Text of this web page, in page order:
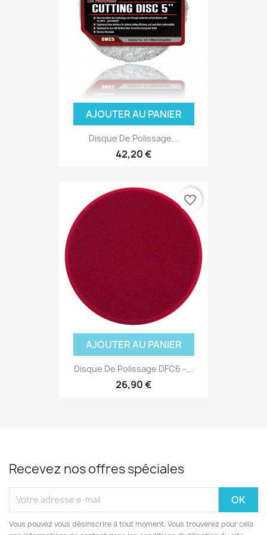
AJOUTER AU PANIER
Disque De Polissage...
42,20 €
AJOUTER AU PANIER
Disque De Polissage DFC6 -...
26,90 €
favorite_border
Recevez nos offres spéciales
Vous pouvez vous désinscrire à tout moment. Vous trouverez pour cela